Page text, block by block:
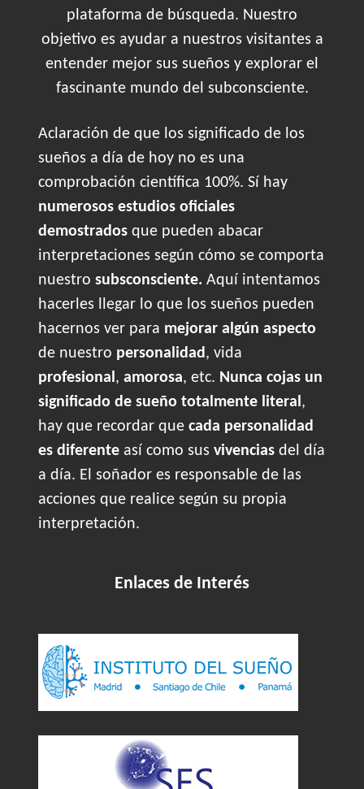
plataforma de búsqueda. Nuestro
objetivo es ayudar a nuestros visitantes a
entender mejor sus sueños y explorar el
fascinante mundo del subconsciente.
Aclaración de que los significado de los
sueños a día de hoy no es una
comprobación científica 100%. Sí hay
numerosos estudios oficiales
demostrados que pueden abacar
interpretaciones según cómo se comporta
nuestro subsconsciente. Aquí intentamos
hacerles llegar lo que los sueños pueden
hacernos ver para mejorar algún aspecto
de nuestro personalidad, vida
profesional, amorosa, etc. Nunca cojas un
significado de sueño totalmente literal,
hay que recordar que cada personalidad
es diferente así como sus vivencias del día
a día. El soñador es responsable de las
acciones que realice según su propia
interpretación.
Enlaces de Interés